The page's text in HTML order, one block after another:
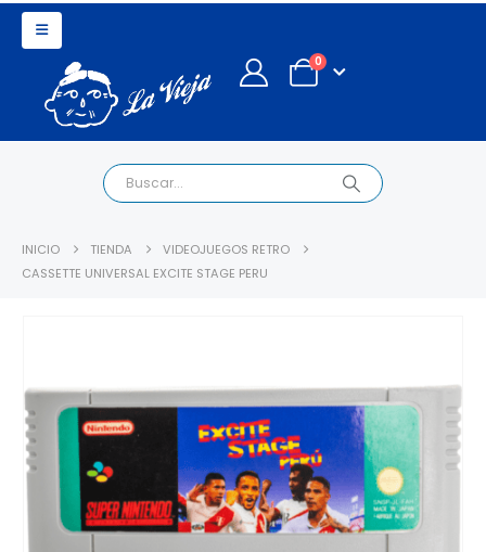
0
INICIO TIENDA
VIDEOJUEGOS RETRO
CASSETTE UNIVERSAL EXCITE STAGE PERU